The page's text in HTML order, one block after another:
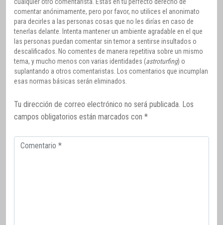
comentar anónimamente, pero por favor, no utilices el anonimato
para decirles a las personas cosas que no les dirías en caso de
tenerlas delante. Intenta mantener un ambiente agradable en el que
las personas puedan comentar sin temor a sentirse insultados o
descalificados. No comentes de manera repetitiva sobre un mismo
tema, y mucho menos con varias identidades (astroturfing) o
suplantando a otros comentaristas. Los comentarios que incumplan
esas normas básicas serán eliminados.
Tu dirección de correo electrónico no será publicada. Los
campos obligatorios están marcados con *
Comentario